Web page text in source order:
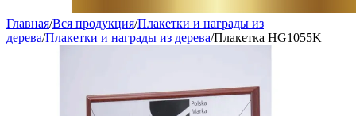
Главная/Вся продукция/Плакетки и награды из
дерева/Плакетки и награды из дерева/Плакетка HG1055K